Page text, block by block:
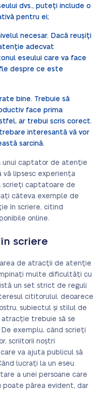
dvs., puteți include o
pentru ei;
necesar. Dacă reușiți
adecvat
eseului care va face
despre ce este
bine. Trebuie să
face prima
ar trebui scris corect.
interesantă vă vor
sarcină.
unui captator de atenție
vă lipsesc experiența
scrieți captatoare de
câteva exemple de
în scriere, citind
online.
scriere
de atracții de atenție
multe dificultăți cu
un set strict de reguli
cititorului, deoarece
subiectul și stilul de
atracție trebuie să se
exemplu, când scrieți
scriitorii noștri
va ajuta publicul să
lucrați la un eseu
a unei persoane care
poate părea evident, dar